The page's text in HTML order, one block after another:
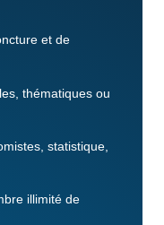
et de
thématiques ou
statistique,
illimité de